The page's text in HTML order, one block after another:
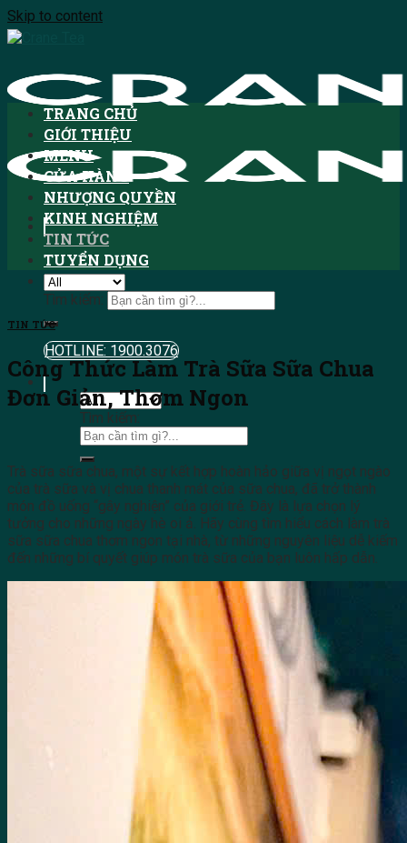
Skip to content
Tìm kiếm:
HOTLINE: 1900.3076
Tìm kiếm:
TRANG CHỦ
GIỚI THIỆU
MENU
CỬA HÀNG
NHƯỢNG QUYỀN
KINH NGHIỆM
TIN TỨC
TUYỂN DỤNG
TIN TỨC
Công Thức Làm Trà Sữa Sữa Chua
Đơn Giản, Thơm Ngon
Trà sữa sữa chua, một sự kết hợp hoàn hảo giữa vị ngọt ngào
của trà sữa và vị chua thanh mát của sữa chua, đã trở thành
món đồ uống “gây nghiện” của giới trẻ. Đây là lựa chọn lý
tưởng cho những ngày hè oi ả. Hãy cùng tìm hiểu cách làm trà
sữa sữa chua thơm ngon tại nhà, từ những nguyên liệu dễ kiếm
đến những bí quyết giúp món trà sữa của bạn luôn hấp dẫn.